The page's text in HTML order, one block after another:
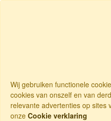
Wij gebruiken functionele
cookies van onszelf en van
relevante advertenties op sites
onze Cookie verklaring